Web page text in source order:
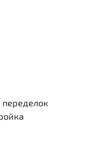
переделок